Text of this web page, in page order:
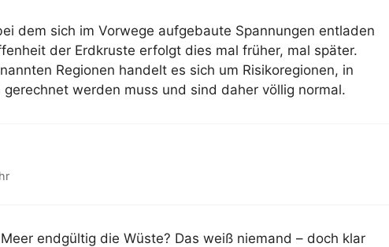
dem sich im Vorwege aufgebaute Spannungen entladen
der Erdkruste erfolgt dies mal früher, mal später.
Regionen handelt es sich um Risikoregionen, in
werden muss und sind daher völlig normal.
endgültig die Wüste? Das weiß niemand – doch klar